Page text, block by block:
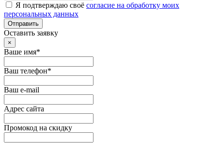
Я подтверждаю своё согласие на обработку моих
персональных данных
Отправить
Оставить заявку
×
Ваше имя*
Ваш телефон*
Ваш e-mail
Адрес сайта
Промокод на скидку